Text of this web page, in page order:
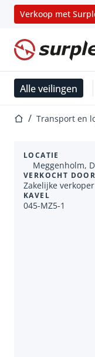
Verkoop met
Startpagina
Alle veilingen
StartpaginaTransport en
LOCATIE
Meggenholm,
VERKOCHT DOOR
Zakelijke verkoper
KAVEL
045-MZ5-1